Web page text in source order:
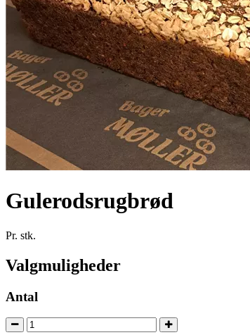
Gulerodsrugbrød
Pr. stk.
Valgmuligheder
Antal